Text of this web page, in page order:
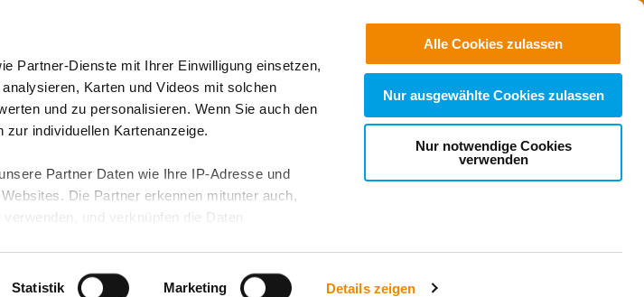
Partner-Dienste mit Ihrer Einwilligung einsetzen,
Karten und Videos mit solchen
und zu personalisieren. Wenn Sie auch den
individuellen Kartenanzeige.
Partner Daten wie Ihre IP-Adresse und
Die Partner erkennen mitunter auch,
und verknüpfen die Daten
Statistik Marketing Details zeigen
Alle Cookies zulassen
Nur ausgewählte Cookies zulassen
Nur notwendige Cookies
verwenden
Suchen
Wir über uns
Kontakt